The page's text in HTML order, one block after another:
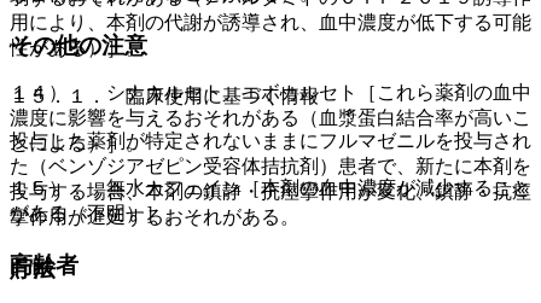
その他の注意
１５．１． 臨床使用に基づく情報
投与した薬剤が特定されないままにフルマゼニルを投与され
た（ベンゾジアゼピン受容体拮抗剤）患者で、新たに本剤を
投与する場合、本剤の鎮静・抗痙攣作用が変化、鎮静・抗痙
攣作用が遅延するおそれがある。
貯法
用により、本剤の代謝が誘導され、血中濃度が低下する可能
性がある）］。
１４）． シナカルセト、エボカルセト［これら薬剤の血中
濃度に影響を与えるおそれがある（血漿蛋白結合率が高いこ
とによる）］。
１５）． 無水カフェイン［本剤の血中濃度が減少すること
がある（不明）］。
高齢者